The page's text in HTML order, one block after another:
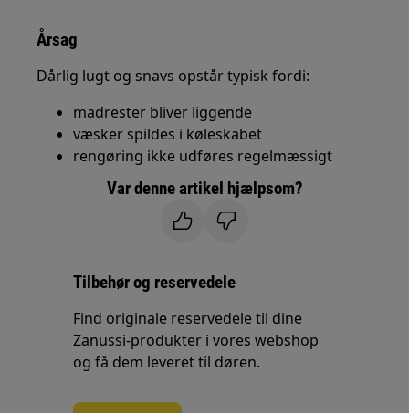
Årsag
Dårlig lugt og snavs opstår typisk fordi:
madrester bliver liggende
væsker spildes i køleskabet
rengøring ikke udføres regelmæssigt
Var denne artikel hjælpsom?
Tilbehør og reservedele
Find originale reservedele til dine
Zanussi-produkter i vores webshop
og få dem leveret til døren.